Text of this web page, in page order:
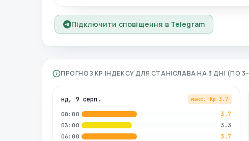
Підключити сповіщення в Telegram
ПРОГНОЗ KP ІНДЕКСУ ДЛЯ СТАНІСЛАВА НА 3 ДНІ (ПО
нд, 9 серп. макс. Kp 3.7
00:00 3.7
03:00 3.3
06:00 3.7